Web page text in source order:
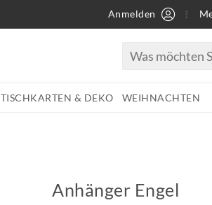
Anmelden
TISCHKARTEN & DEKO WEIHNACHTEN
Anhänger Engel